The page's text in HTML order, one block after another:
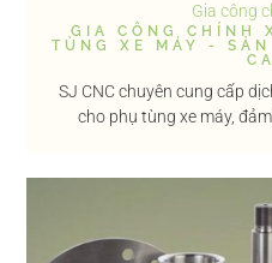
Gia công
GIA CÔNG CHÍNH
TÙNG XE MÁY -
SJ CNC chuyên cung cấp
cho phụ tùng xe máy,